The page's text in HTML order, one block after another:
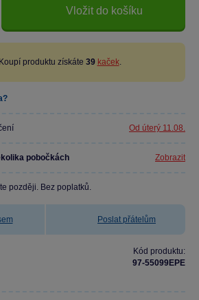
Vložit do košíku
Koupí produktu získáte 39 kaček.
Od úterý 11.08.
pobočkách Zobrazit
později. Bez poplatků.
Poslat přátelům
Kód produktu:
97-55099EPE